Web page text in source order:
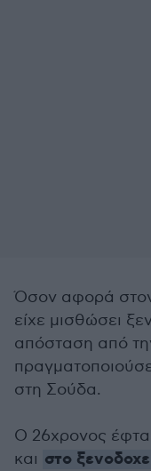
Όσον αφορά
είχε μισθώσει
απόσταση από
στη Σούδα.
Ο 26χρονος
και στο